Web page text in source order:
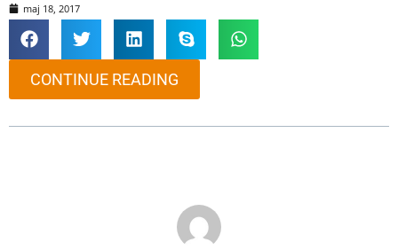
maj 18, 2017
CONTINUE READING